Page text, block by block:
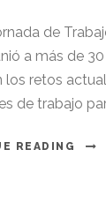
de
a más de
los retos
de trabajo
READING